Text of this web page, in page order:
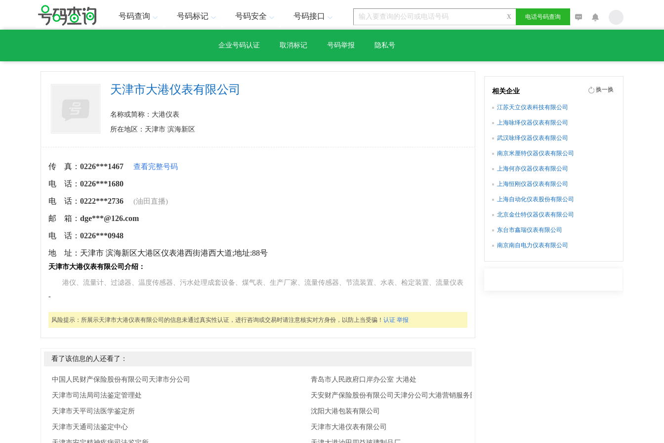
号码查询 号码标记 号码安全 号码接口 X 电话号码查询
企业号码认证 取消标记 号码举报 隐私号
天津市大港仪表有限公司
名称或简称：大港仪表
所在地区：天津市 滨海新区
传 真： 0226***1467 查看完整号码
电 话： 0226***1680
电 话： 0222***2736 (油田直播)
邮 箱： dge***@126.com
电 话： 0226***0948
地 址： 天津市 滨海新区大港区仪表港西街港西大道;地址:88号
天津市大港仪表有限公司介绍：
港仪、流量计、过滤器、温度传感器、污水处理成套设备、煤气表、生产厂家、流量传感器、节流装置、水表、检定装置、流量仪表
-
风险提示： 所展示天津市大港仪表有限公司的信息未通过真实性认证，进行咨询或交易时请注意核实对方身份，以防上当受骗！ 认证 举报
看了该信息的人还看了：
中国人民财产保险股份有限公司天津市分公司
天津市司法局司法鉴定管理处
天津市天平司法医学鉴定所
天津市天通司法鉴定中心
青岛市人民政府口岸办公室 大港处
天安财产保险股份有限公司天津分公司大港营销服务部
沈阳大港包装有限公司
天津市大港仪表有限公司
相关企业 换一换
江苏天立仪表科技有限公司
上海咏绎仪器仪表有限公司
武汉咏绎仪器仪表有限公司
南京米厘特仪器仪表有限公司
上海何亦仪器仪表有限公司
上海恒刚仪器仪表有限公司
上海自动化仪表股份有限公司
北京金仕特仪器仪表有限公司
东台市鑫瑞仪表有限公司
南京南自电力仪表有限公司